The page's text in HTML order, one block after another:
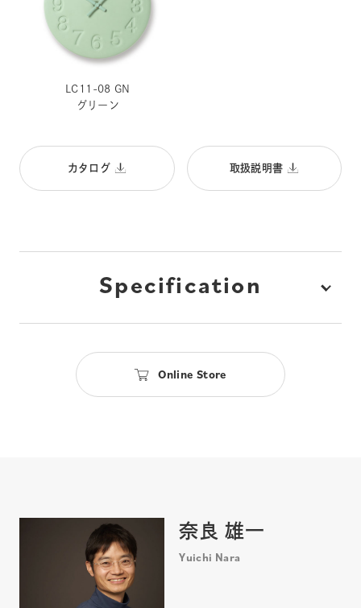
LC11-08 GN
グリーン
カタログ 取扱説明書
Specification
Online Store
奈良 雄一
Yuichi Nara